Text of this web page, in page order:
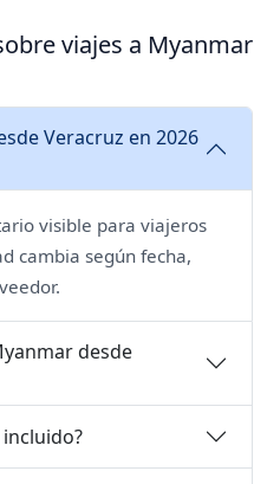
viajes a Myanmar
Veracruz en 2026
visible para viajeros
cambia según fecha,
desde